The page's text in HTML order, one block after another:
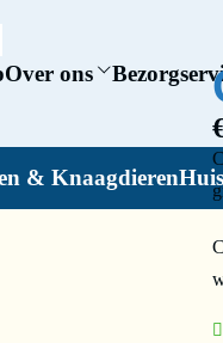
Over ons
& Knaagdieren